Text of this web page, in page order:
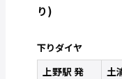
り)
下りダイヤ
上野駅 発
土